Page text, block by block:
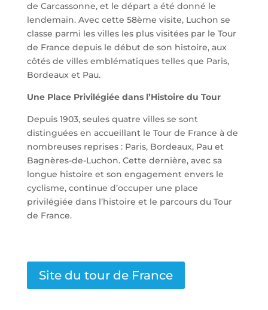
de Carcassonne, et le départ a été donné le
lendemain. Avec cette 58ème visite, Luchon se
classe parmi les villes les plus visitées par le Tour
de France depuis le début de son histoire, aux
côtés de villes emblématiques telles que Paris,
Bordeaux et Pau.
Une Place Privilégiée dans l’Histoire du Tour
Depuis 1903, seules quatre villes se sont
distinguées en accueillant le Tour de France à de
nombreuses reprises : Paris, Bordeaux, Pau et
Bagnères-de-Luchon. Cette dernière, avec sa
longue histoire et son engagement envers le
cyclisme, continue d’occuper une place
privilégiée dans l’histoire et le parcours du Tour
de France.
Site du tour de France